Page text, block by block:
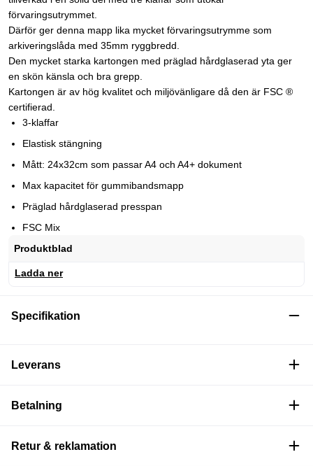
förvaringsutrymmet.
Därför ger denna mapp lika mycket förvaringsutrymme som
arkiveringslåda med 35mm ryggbredd.
Den mycket starka kartongen med präglad hårdglaserad yta ger
en skön känsla och bra grepp.
Kartongen är av hög kvalitet och miljövänligare då den är FSC ®
certifierad.
3-klaffar
Elastisk stängning
Mått: 24x32cm som passar A4 och A4+ dokument
Max kapacitet för gummibandsmapp
Präglad hårdglaserad presspan
FSC Mix
Produktblad
Ladda ner
Specifikation
Leverans
Betalning
Retur & reklamation